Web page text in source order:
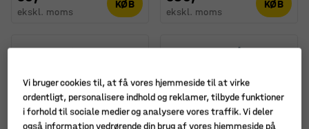
ekskl. moms
KØB
ekskl. moms
KØB
Vi bruger cookies til, at få vores hjemmeside til at virke
ordentligt, personalisere indhold og reklamer, tilbyde funktioner
i forhold til sociale medier og analysere vores traffik. Vi deler
også information vedrørende din brug af vores hjemmeside på